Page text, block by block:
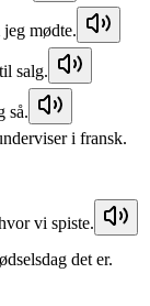
jeg mødte.
salg.
så.
i fransk.
vi spiste.
det er.